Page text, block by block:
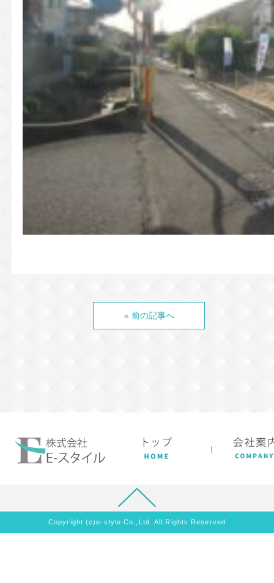
« 前の記事へ
Copyright (c)e-style Co.,Ltd. All Rights Reserved